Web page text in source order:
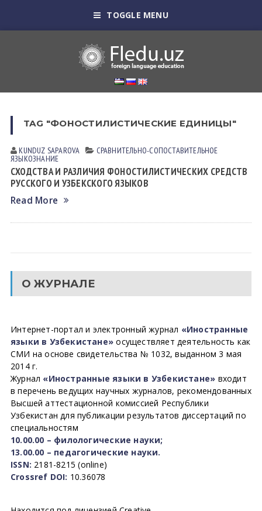
TOGGLE MENU
TAG "ФОНОСТИЛИСТИЧЕСКИЕ ЕДИНИЦЫ"
KUNDUZ SАPАROVА СРАВНИТЕЛЬНО-СОПОСТАВИТЕЛЬНОЕ
ЯЗЫКОЗНАНИЕ
СХОДСТВА И РАЗЛИЧИЯ ФОНОСТИЛИСТИЧЕСКИХ СРЕДСТВ
РУССКОГО И УЗБЕКСКОГО ЯЗЫКОВ
Read More
О ЖУРНАЛЕ
Интернет-портал и электронный журнал «Иностранные
языки в Узбекистане» осуществляет деятельность как
СМИ на основе свидетельства № 1032, выданном 3 мая
2014 г.
Журнал «Иностранные языки в Узбекистане» входит
в перечень ведущих научных журналов, рекомендованных
Высшей аттестационной комиссией Республики
Узбекистан для публикации результатов диссертаций по
специальностям
10.00.00 – филологические науки;
13.00.00 – педагогические науки.
ISSN: 2181-8215 (online)
Crossref DOI: 10.36078